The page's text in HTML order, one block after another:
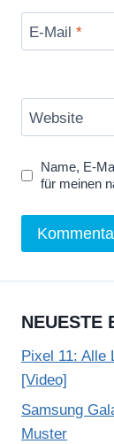
E-Mail *
Website
Name, E-
für meinen
NEUESTE
Pixel 11:
[Video]
Samsung
Muster